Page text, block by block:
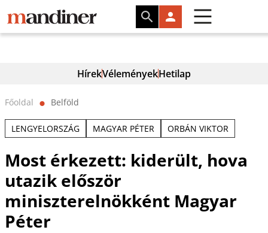
HírekVéleményekHetilap
Főoldal ⬤ Belföld
LENGYELORSZÁG MAGYAR PÉTER ORBÁN VIKTOR
Most érkezett: kiderült, hova
utazik először
miniszterelnökként Magyar
Péter